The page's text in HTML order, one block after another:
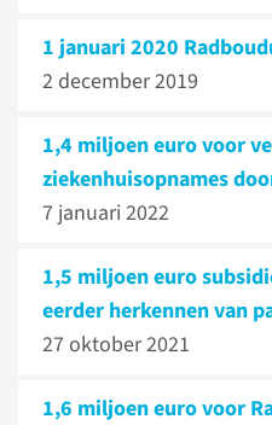
1 januari 2020
2 december 2019
1,4 miljoen euro voor
ziekenhuis­opnames
7 januari 2022
1,5 miljoen euro
eerder herkennen van
27 oktober 2021
1,6 miljoen euro voor